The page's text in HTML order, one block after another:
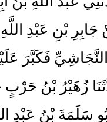
جَابِرِ بْنِ عَبْدِ
فَكَبَّرَ
حَدَّثَنَا زُهَيْرُ بْنُ
سَلَمَةَ بْنُ عَبْدِ